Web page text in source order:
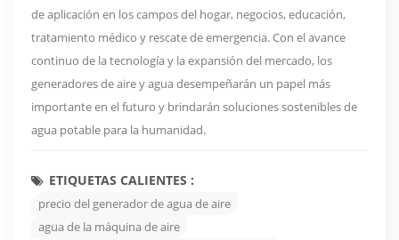
de aplicación en los campos del hogar, negocios, educación,
tratamiento médico y rescate de emergencia. Con el avance
continuo de la tecnología y la expansión del mercado, los
generadores de aire y agua desempeñarán un papel más
importante en el futuro y brindarán soluciones sostenibles de
agua potable para la humanidad.
ETIQUETAS CALIENTES :
precio del generador de agua de aire
agua de la máquina de aire